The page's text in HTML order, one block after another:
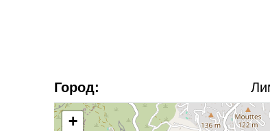
Город:
+